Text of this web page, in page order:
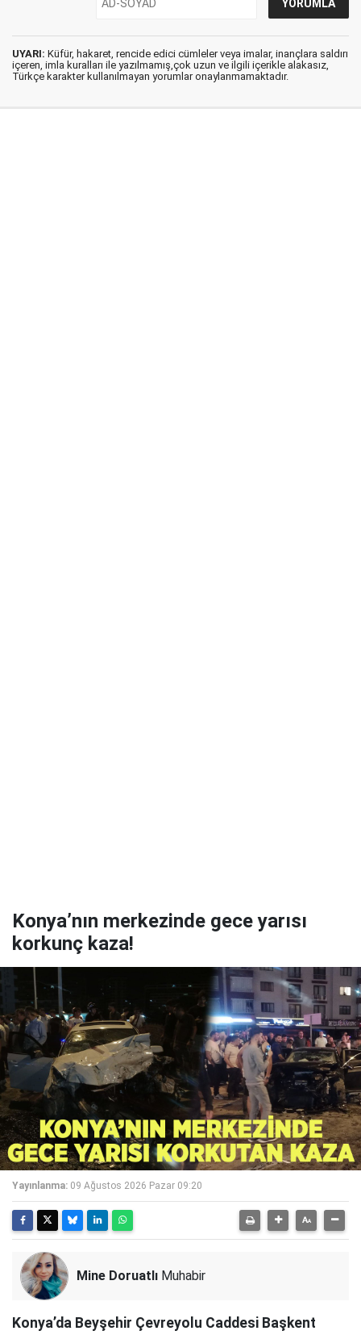
UYARI: Küfür, hakaret, rencide edici cümleler veya imalar, inançlara saldırı
içeren, imla kuralları ile yazılmamış,çok uzun ve ilgili içerikle alakasız,
Türkçe karakter kullanılmayan yorumlar onaylanmamaktadır.
Konya’nın merkezinde gece yarısı
korkunç kaza!
Yayınlanma: 09 Ağustos 2026 Pazar 09:20
Mine Doruatlı Muhabir
Konya’da Beyşehir Çevreyolu Caddesi Başkent